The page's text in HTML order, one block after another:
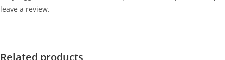
leave a review.
Related products